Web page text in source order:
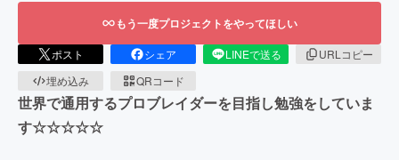
もう一度プロジェクトをやってほしい
ポスト シェア LINEで送る
URLコピー
埋め込み
QRコード
世界で通用するプロブレイダーを目指し勉強をしていま
す☆☆☆☆☆